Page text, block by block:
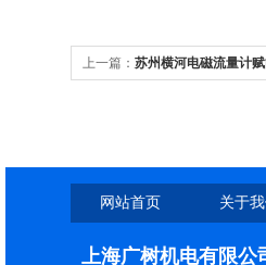
上一篇： 苏州横河电磁流量计
网站首页 关于
上海广树机电有限公